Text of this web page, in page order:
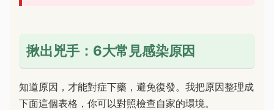
揪出兇手：6大常見感染原因
知道原因，才能對症下藥，避免復發。我把原因整理成
下面這個表格，你可以對照檢查自家的環境。